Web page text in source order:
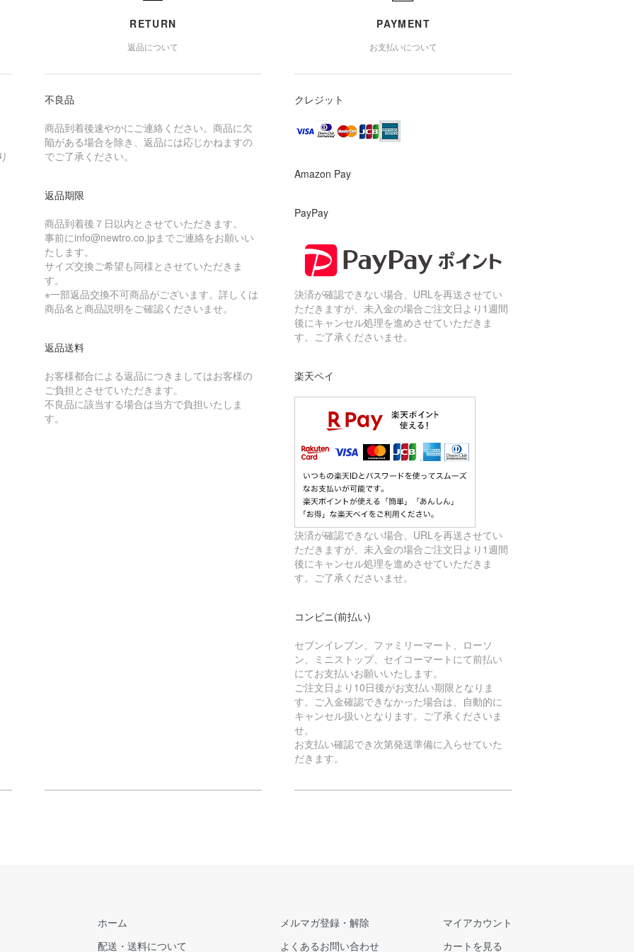
RETURN
返品について
不良品
商品到着後速やかにご連絡ください。商品に欠
陥がある場合を除き、返品には応じかねますの
でご了承ください。
返品期限
商品到着後７日以内とさせていただきます。
事前にinfo@newtro.co.jpまでご連絡をお願いい
たします。
サイズ交換ご希望も同様とさせていただきま
す。
※一部返品交換不可商品がございます。詳しくは
商品名と商品説明をご確認くださいませ。
返品送料
お客様都合による返品につきましてはお客様の
ご負担とさせていただきます。
不良品に該当する場合は当方で負担いたしま
す。
PAYMENT
お支払いについて
クレジット
Amazon Pay
PayPay
決済が確認できない場合、URLを再送させてい
ただきますが、未入金の場合ご注文日より1週間
後にキャンセル処理を進めさせていただきま
す。ご了承くださいませ。
楽天ペイ
決済が確認できない場合、URLを再送させてい
ただきますが、未入金の場合ご注文日より1週間
後にキャンセル処理を進めさせていただきま
す。ご了承くださいませ。
コンビニ(前払い)
セブンイレブン、ファミリーマート、ローソ
ン、ミニストップ、セイコーマートにて前払い
にてお支払いお願いいたします。
ご注文日より10日後がお支払い期限となりま
す。ご入金確認できなかった場合は、自動的に
キャンセル扱いとなります。ご了承くださいま
せ。
お支払い確認でき次第発送準備に入らせていた
だきます。
ホーム
配送・送料について
メルマガ登録・解除
よくあるお問い合わせ
マイアカウント
カートを見る